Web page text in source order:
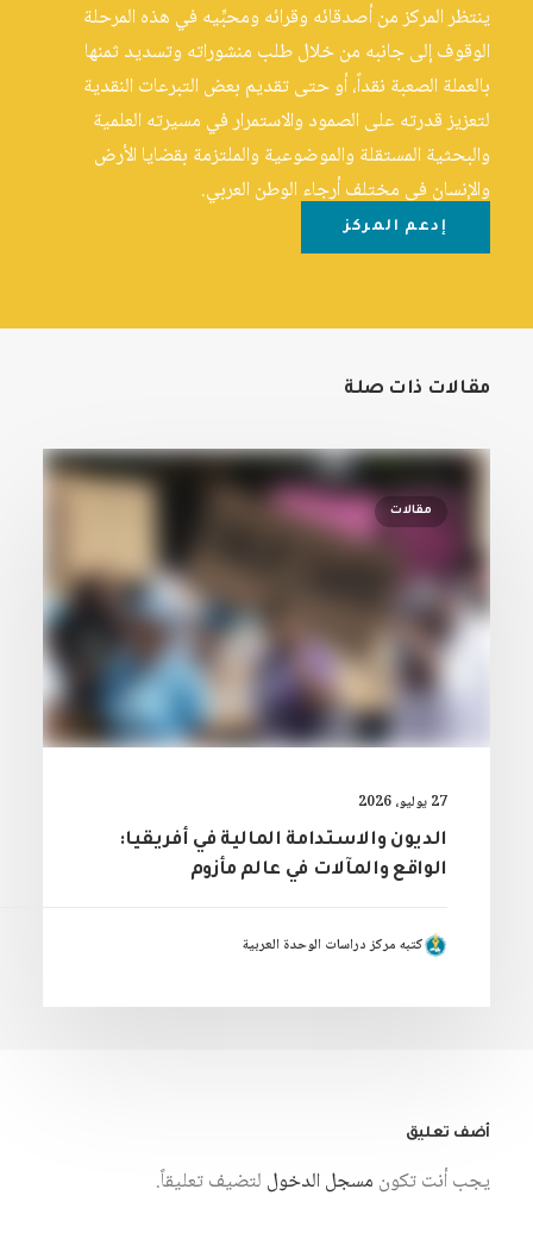
ينتظر المركز من أصدقائه وقرائه ومحبِّيه في هذه المرحلة
الوقوف إلى جانبه من خلال طلب منشوراته وتسديد ثمنها
بالعملة الصعبة نقداً، أو حتى تقديم بعض التبرعات النقدية
لتعزيز قدرته على الصمود والاستمرار في مسيرته العلمية
والبحثية المستقلة والموضوعية والملتزمة بقضايا الأرض
والإنسان في مختلف أرجاء الوطن العربي.
إدعم المركز
مقالات ذات صلة
مقالات
27 يوليو، 2026
الديون والاستدامة المالية في أفريقيا:
الواقع والمآلات في عالم مأزوم
كتبه مركز دراسات الوحدة العربية
أضف تعليق
يجب أنت تكون مسجل الدخول لتضيف تعليقاً.